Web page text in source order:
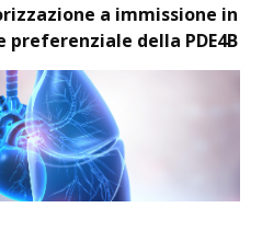
a immissione in
della PDE4B